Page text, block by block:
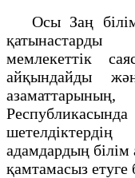
Осы Заң білім
мемлекеттік
айқындайды
адамдардың
қамтамасыз етуге